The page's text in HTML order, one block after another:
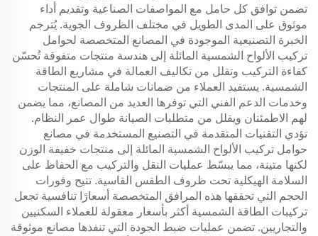
تضمن توافق كل حامل مع المواصفات الصناعية وتقديم أداء
موثوق على المدى الطويل في مختلف الظروف الجوية. يُترجم
الخبرة التصنيعية الموجودة في المصانع المتخصصة لحوامل
تركيب الألواح الشمسية المائلة إلى هندسة منتجات متفوقة تُحسّن
كفاءة التركيب وتقلل من تكاليف العمالة في مشاريع الطاقة
الشمسية. يستفيد العملاء من ضمانات شاملة على المنتجات
وخدمات الدعم الفني التي توفرها العديد من المصانع، مما يضمن
لهم الاطمئنان ويقلل من متطلبات الصيانة طوال عمر النظام.
تؤدي التقنيات المتقدمة في التصنيع المستخدمة في مصانع
حوامل تركيب الألواح الشمسية المائلة إلى منتجات خفيفة الوزن
لكنها متينة، مما يبسّط عمليات النقل والتركيب مع الحفاظ على
السلامة الهيكلية تحت ظروف الطقس القاسية. تتيح وفورات
الحجم التي تحققها هذه المرافق المتخصصة أسعارًا تنافسية تجعل
تركيبات الطاقة الشمسية أكثر بأسعار معقولة للعملاء السكنيين
والتجاريين. تضمن عمليات ضبط الجودة التي تنفذها مصانع موثوقة